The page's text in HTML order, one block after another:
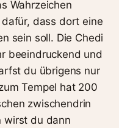
Wahrzeichen
dass dort eine
sein soll. Die Chedi
beeindruckend und
du übrigens nur
Tempel hat 200
zwischendrin
wirst du dann